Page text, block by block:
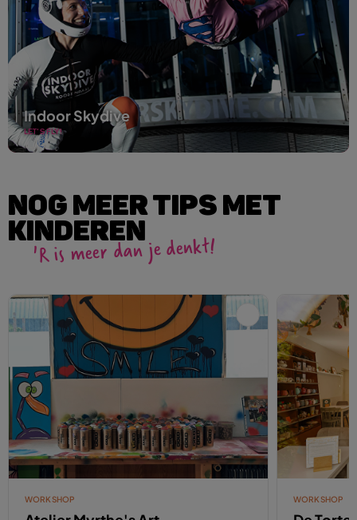
Indoor Skydive
LET'S FLY!
NOG MEER TIPS MET
KINDEREN
'R is meer dan je denkt!
WORKSHOP WORKSHOP